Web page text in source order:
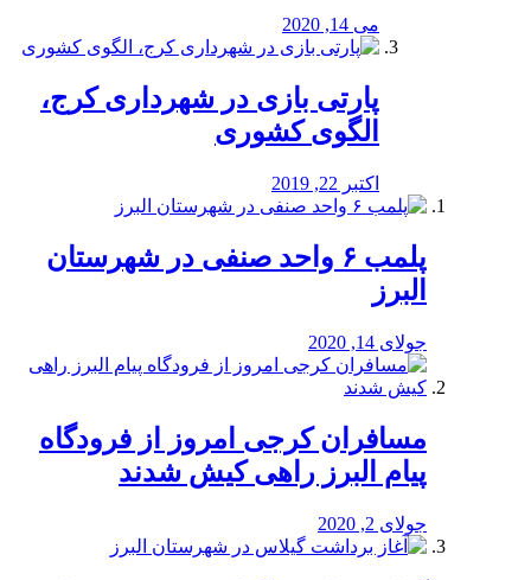
می 14, 2020
پارتی بازی در شهرداری کرج،
الگوی کشوری
اکتبر 22, 2019
پلمب ۶ واحد صنفی در شهرستان
البرز
جولای 14, 2020
مسافران کرجی امروز از فرودگاه
پیام البرز راهی کیش شدند
جولای 2, 2020